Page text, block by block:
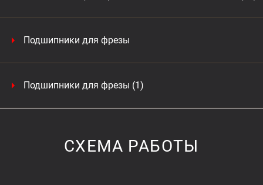
Подшипники для фрезы
Подшипники для фрезы (1)
СХЕМА РАБОТЫ